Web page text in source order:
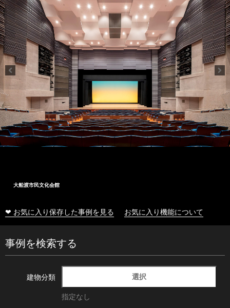
大船渡市民文化会館
❤ お気に入り保存した事例を見る お気に入り機能について
事例を検索する
建物分類 選択
指定なし